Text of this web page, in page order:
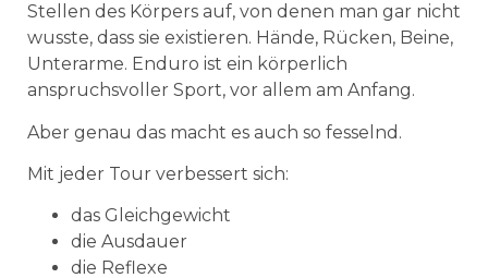
Stellen des Körpers auf, von denen man gar nicht
wusste, dass sie existieren. Hände, Rücken, Beine,
Unterarme. Enduro ist ein körperlich
anspruchsvoller Sport, vor allem am Anfang.
Aber genau das macht es auch so fesselnd.
Mit jeder Tour verbessert sich:
das Gleichgewicht
die Ausdauer
die Reflexe